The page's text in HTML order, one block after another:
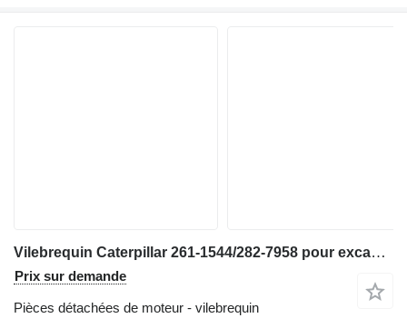
Vilebrequin Caterpillar 261-1544/282-7958 pour excavateur
Prix sur demande
Pièces détachées de moteur - vilebrequin